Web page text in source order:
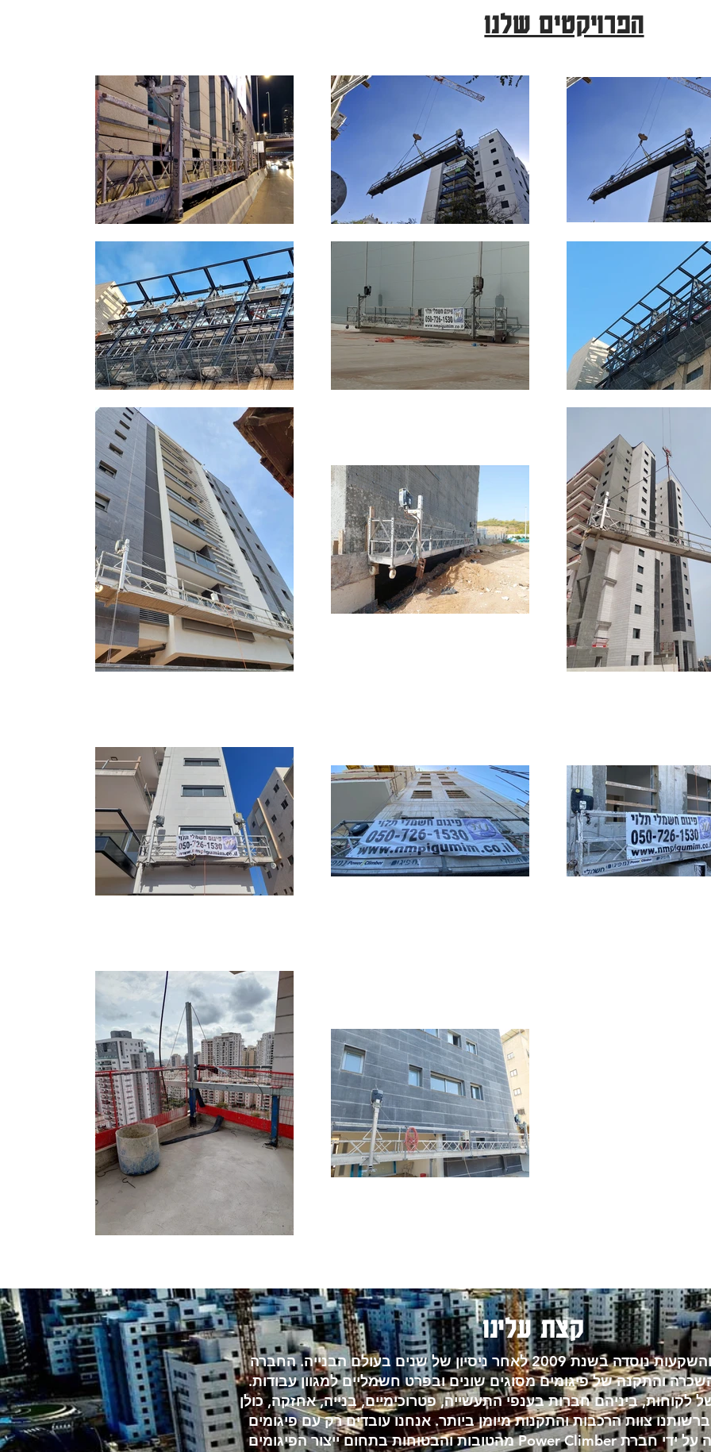
הפרויקטים שלנו
קצת עלינו
חברת נ.מ ביצוע והשקעות נוסדה בשנת 2009 לאחר ניסיון של שנים בעולם הבנייה. החברה
והתקנה של פיגומים מסוגים שונים ובפרט חשמליים למגוון עבודות.
ביניהם חברות בענפי התעשייה, פטרוכימיים, בנייה, אחזקה, כולן
צוות הרכבות והתקנות מיומן ביותר. אנחנו עובדים רק עם פיגומים
המיוצרים באירופה על ידי חברת Power Climber מהטובות והבטוחות בתחום ייצור הפיגומים